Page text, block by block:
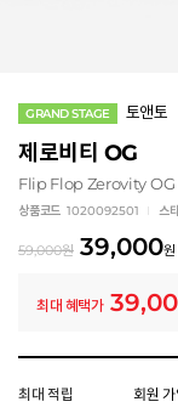
GRAND STAGE 토앤토
제로비티 OG
Flip Flop Zerovity OG
상품코드 1020092501 스
59,000원 39,000원
최대 혜택가
모든 혜택이 적용된 금
최대 적립 회원 가